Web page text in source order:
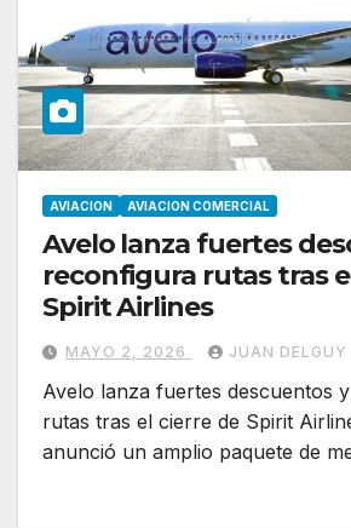
AVIACION AVIACION COMERCIAL
Avelo lanza fuertes
reconfigura rutas tras
Spirit Airlines
MAYO 2, 2026 JUAN DELGUY
Avelo lanza fuertes descuentos
rutas tras el cierre de Spirit
anunció un amplio paquete de